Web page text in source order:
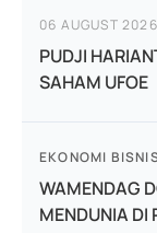
06 AUGUST 2026
PUDJI
SAHAM UFOE
EKONOMI
WAMENDAG
MENDUNIA DI